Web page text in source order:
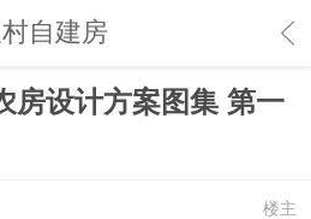
自建房
房设计方案图集 第一
楼主